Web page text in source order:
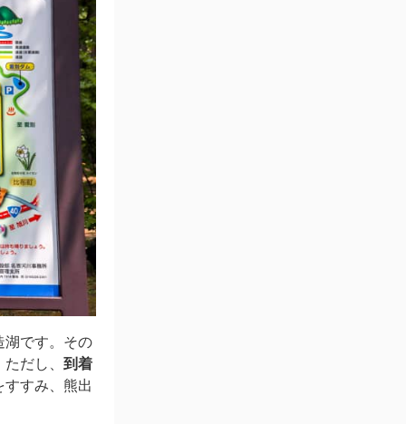
湖です。その
だし、 到着
すみ、熊出